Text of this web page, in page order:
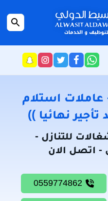
بحث
راسلنا
عبر
تابعنا
على
فيسبوك
تابعنا
على
تويتر
تابعنا
على
انستجرام
عاملات استلام
نهائيا ))
للتنازل -
- اتصل الان